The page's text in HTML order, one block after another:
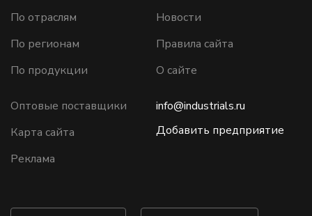
По отраслям
По регионам
По продукции
Новости
Правила сайта
О сайте
Оптовые поставщики
Карта сайта
Реклама
info@industrials.ru
Добавить предприятие